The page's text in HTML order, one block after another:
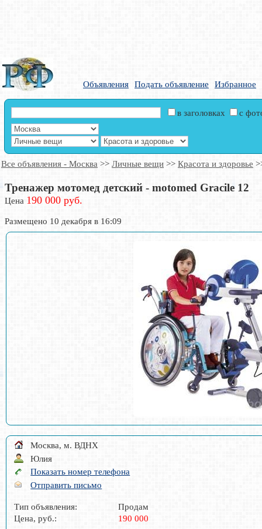
Объявления Подать объявление Избранное
в заголовках с
Все объявления - Москва >> Личные вещи >> Красота и здоровье
Тренажер мотомед детский - motomed Gracile 12
Цена 190 000 руб.
Размещено 10 декабря в 16:09
Москва, м. ВДНХ
Юлия
Показать номер телефона
Отправить письмо
Тип объявления:
Продам
Цена, руб.:
190 000